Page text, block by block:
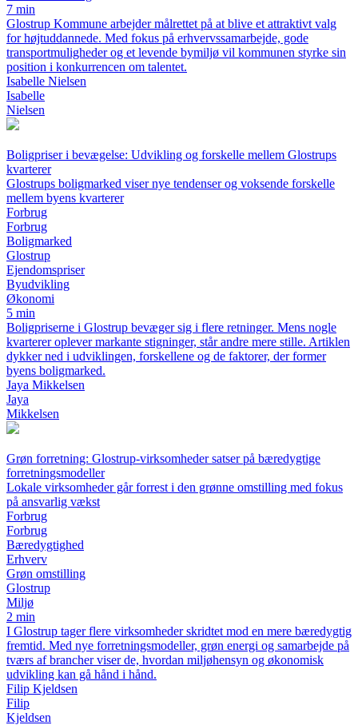
7 min
Glostrup Kommune arbejder målrettet på at blive et attraktivt valg
for højtuddannede. Med fokus på erhvervssamarbejde, gode
transportmuligheder og et levende bymiljø vil kommunen styrke sin
position i konkurrencen om talentet.
Isabelle Nielsen
Isabelle
Nielsen
Boligpriser i bevægelse: Udvikling og forskelle mellem Glostrups
kvarterer
Glostrups boligmarked viser nye tendenser og voksende forskelle
mellem byens kvarterer
Forbrug
Forbrug
Boligmarked
Glostrup
Ejendomspriser
Byudvikling
Økonomi
5 min
Boligpriserne i Glostrup bevæger sig i flere retninger. Mens nogle
kvarterer oplever markante stigninger, står andre mere stille. Artiklen
dykker ned i udviklingen, forskellene og de faktorer, der former
byens boligmarked.
Jaya Mikkelsen
Jaya
Mikkelsen
Grøn forretning: Glostrup-virksomheder satser på bæredygtige
forretningsmodeller
Lokale virksomheder går forrest i den grønne omstilling med fokus
på ansvarlig vækst
Forbrug
Forbrug
Bæredygtighed
Erhverv
Grøn omstilling
Glostrup
Miljø
2 min
I Glostrup tager flere virksomheder skridtet mod en mere bæredygtig
fremtid. Med nye forretningsmodeller, grøn energi og samarbejde på
tværs af brancher viser de, hvordan miljøhensyn og økonomisk
udvikling kan gå hånd i hånd.
Filip Kjeldsen
Filip
Kjeldsen